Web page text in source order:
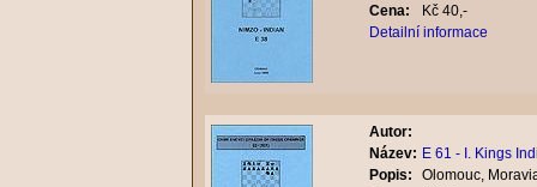
Cena:
Kč 40,-
Detailní informace
Autor:
Název: E 61 - I. Kings
Popis:
Olomouc,